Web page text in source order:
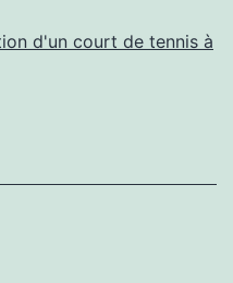
des
de
d'un court de tennis à